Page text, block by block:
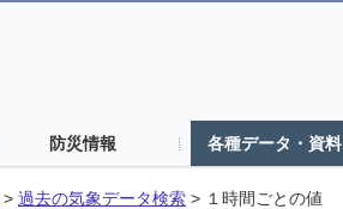
防災情報 各種データ・資料
> 過去の気象データ検索 > １時間ごとの値